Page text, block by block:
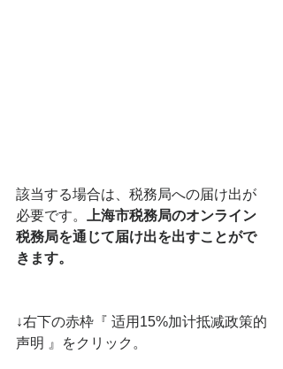
該当する場合は、税務局への届け出が
必要です。
上海市税務局のオンライン
税務局を通じて届け出を出すことがで
きます。
↓右下の赤枠『 适用15%加计抵减政策的
声明 』をクリック。